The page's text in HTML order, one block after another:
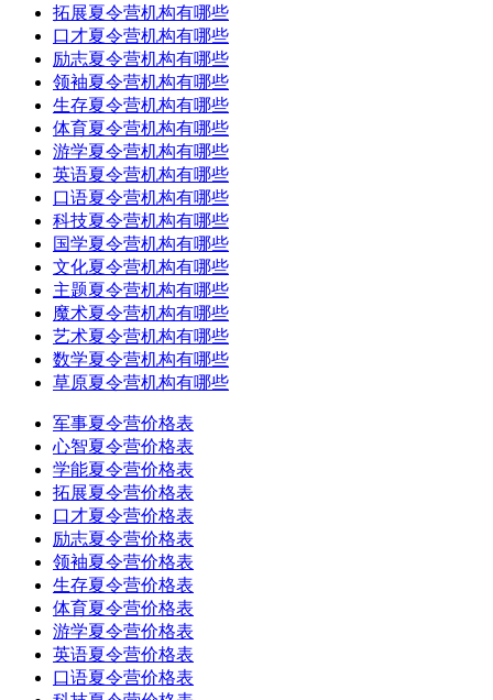
拓展夏令营机构有哪些
口才夏令营机构有哪些
励志夏令营机构有哪些
领袖夏令营机构有哪些
生存夏令营机构有哪些
体育夏令营机构有哪些
游学夏令营机构有哪些
英语夏令营机构有哪些
口语夏令营机构有哪些
科技夏令营机构有哪些
国学夏令营机构有哪些
文化夏令营机构有哪些
主题夏令营机构有哪些
魔术夏令营机构有哪些
艺术夏令营机构有哪些
数学夏令营机构有哪些
草原夏令营机构有哪些
军事夏令营价格表
心智夏令营价格表
学能夏令营价格表
拓展夏令营价格表
口才夏令营价格表
励志夏令营价格表
领袖夏令营价格表
生存夏令营价格表
体育夏令营价格表
游学夏令营价格表
英语夏令营价格表
口语夏令营价格表